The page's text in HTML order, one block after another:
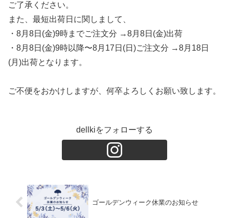
ご了承ください。
また、最短出荷日に関しまして、
・8月8日(金)9時までご注文分 →8月8日(金)出荷
・8月8日(金)9時以降〜8月17日(日)ご注文分 →8月18日
(月)出荷となります。
ご不便をおかけしますが、何卒よろしくお願い致します。
dellkiをフォローする
ゴールデンウィーク休業のお知らせ